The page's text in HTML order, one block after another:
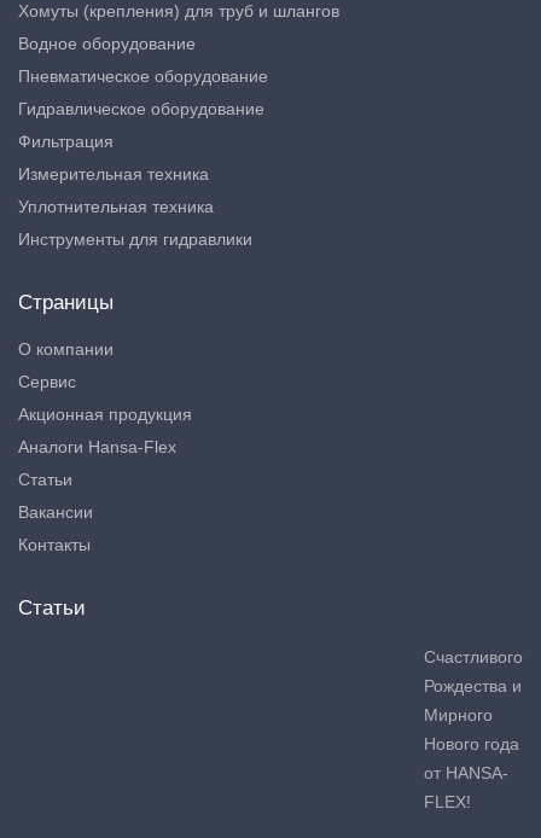
Хомуты (крепления) для труб и шлангов
Водное оборудование
Пневматическое оборудование
Гидравлическое оборудование
Фильтрация
Измерительная техника
Уплотнительная техника
Инструменты для гидравлики
Страницы
О компании
Сервис
Акционная продукция
Аналоги Hansa-Flex
Статьи
Вакансии
Контакты
Статьи
Счастливого
Рождества и
Мирного
Нового года
от HANSA-
FLEX!